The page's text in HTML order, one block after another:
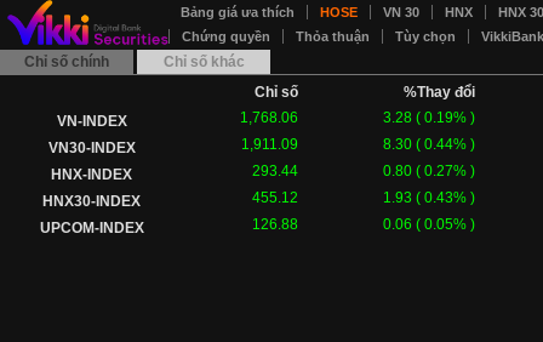
Bảng giá ưa thích HOSE VN 30 HNX
HNX
Chứng quyền
Thỏa thuận Tùy chọn
Chỉ số chính
Chỉ số khác
Chỉ số
%Thay đổi
VN-INDEX
1,768.06 3.28 ( 0.19% )
VN30-INDEX
1,911.09 8.30 ( 0.44% )
HNX-INDEX
293.44 0.80 ( 0.27% )
HNX30-INDEX
455.12 1.93 ( 0.43% )
UPCOM-INDEX
126.88 0.06 ( 0.05% )